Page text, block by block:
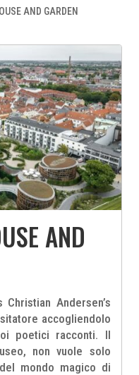
AND GARDEN
AND
Andersen’s
accogliendolo
poetici racconti. Il
non vuole solo
mondo magico di